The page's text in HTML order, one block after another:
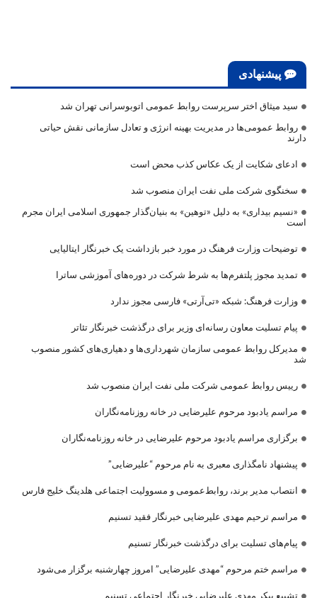
پیشنهادی
سید میثاق اختر سرپرست روابط عمومی اتوبوسرانی تهران شد
روابط عمومی‌ها در مدیریت بهینه انرژی و تعادل سازمانی نقش حیاتی
دارند
ادعای شکایت از یک عکاس کذب محض است
سخنگوی شرکت ملی نفت ایران منصوب شد
«نسیم بیداری» به دلیل «توهین» به بنیان‌گذار جمهوری اسلامی ایران مجرم
است
توضیحات وزارت فرهنگ در مورد خبر بازداشت یک خبرنگار ایتالیایی
تمدید مجوز پلتفرم‌ها به شرط شرکت در دوره‌های آموزشی ساترا
وزارت فرهنگ: شبکه «تی‌آرتی» فارسی مجوز ندارد
پیام تسلیت معاون رسانه‌ای وزیر برای درگذشت خبرنگار تئاتر
مدیرکل روابط عمومی سازمان شهرداری‌ها و دهیاری‌های کشور منصوب
شد
رییس روابط عمومی شرکت ملی نفت ایران منصوب شد
مراسم یادبود مرحوم علیرضایی در خانه روزنامه‌نگاران
برگزاری مراسم یادبود مرحوم علیرضایی در خانه روزنامه‌نگاران
پیشنهاد نامگذاری معبری به نام مرحوم “علیرضایی”
انتصاب مدیر برند، روابط‌عمومی و مسوولیت اجتماعی هلدینگ خلیج فارس
مراسم ترحیم مهدی علیرضایی خبرنگار فقید تسنیم
پیام‌های تسلیت برای درگذشت خبرنگار تسنیم
مراسم ختم مرحوم “مهدی علیرضایی” امروز چهارشنبه برگزار می‌شود
تشییع پیکر مهدی علیرضایی خبرنگار اجتماعی تسنیم